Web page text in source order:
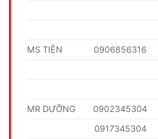
MS TIÊN
0906856316
MR DƯỠNG
0902345304
0917345304